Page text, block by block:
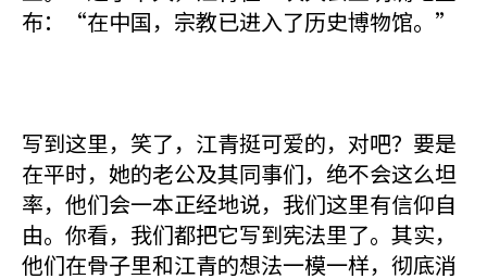
布：“在中国，宗教已进入了历史博物馆。”
写到这里，笑了，江青挺可爱的，对吧？要是
在平时，她的老公及其同事们，绝不会这么坦
率，他们会一本正经地说，我们这里有信仰自
由。你看，我们都把它写到宪法里了。其实，
他们在骨子里和江青的想法一模一样，彻底消